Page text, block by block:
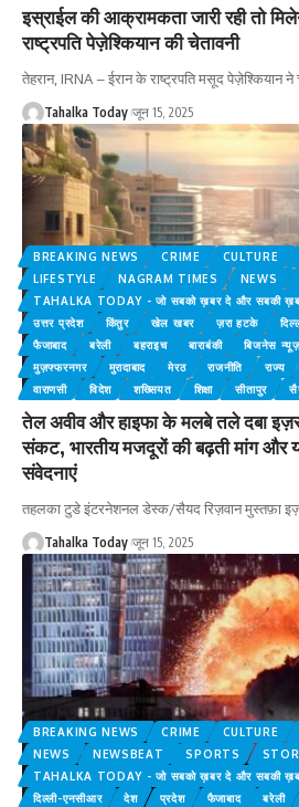
इस्राईल की आक्रामकता जारी रही तो
राष्ट्रपति पेज़ेश्कियान की चेतावनी
तेहरान, IRNA – ईरान के राष्ट्रपति मसूद पेज़ेश्कियान ने
Tahalka Today जून 15, 2025
BREAKING NEWS CRIME CULTURE
LIFESTYLE
NAGRAM TIMES NEWS
TAHALKA TODAY - जो सबको ख़बर दे और सबकी
उत्तर प्रदेश
किंतुर खेल खबर ज़रा हटके
फैजाबाद
बरेली बहराइच बाराबंकी बिजनेस
मुज़फ्फरनगर
‎मुरादाबाद मेरठ राजनीति राज्य
वाराणसी
विदेश शख्सियत शिक्षा सीतापुर
तेल अवीव और हाइफा के मलबे तले दबा
संकट, भारतीय मजदूरों की बढ़ती मांग और
संवेदनाएं
तहलका टुडे इंटरनेशनल डेस्क/सैयद रिज़वान मुस्तफ़ा
Tahalka Today जून 15, 2025
BREAKING NEWS CRIME CULTURE
NEWS
NEWSBEAT SPORTS
TAHALKA TODAY - जो सबको ख़बर दे और सबकी
दिल्ली-एनसीआर
देश प्रदेश फैजाबाद बरेली